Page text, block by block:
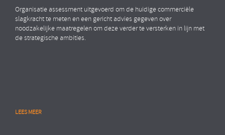
Organisatie assessment uitgevoerd om de huidige commerciële
slagkracht te meten en een gericht advies gegeven over
noodzakelijke maatregelen om deze verder te versterken in lijn met
de strategische ambities.
LEES MEER